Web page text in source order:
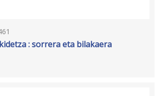
: sorrera eta bilakaera